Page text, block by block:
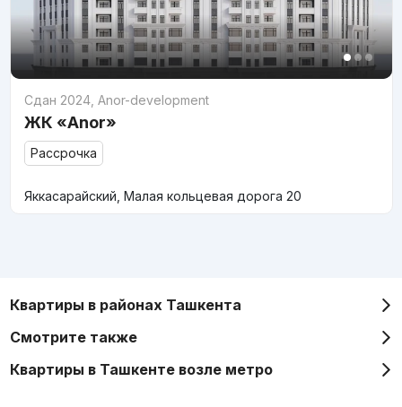
Сдан 2024, Anor-development
ЖК «Anor»
Рассрочка
Яккасарайский, Малая кольцевая дорога 20
Квартиры в районах Ташкента
Смотрите также
Квартиры в Ташкенте возле метро